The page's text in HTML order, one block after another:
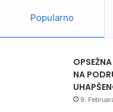
Popularno
NA
9.